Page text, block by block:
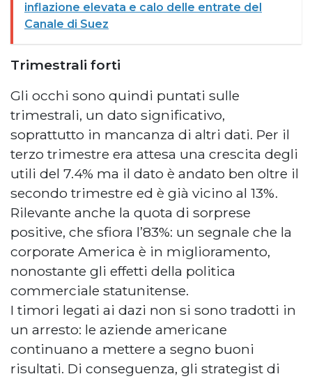
inflazione elevata e calo delle entrate del
Canale di Suez
Trimestrali forti
Gli occhi sono quindi puntati sulle
trimestrali, un dato significativo,
soprattutto in mancanza di altri dati. Per il
terzo trimestre era attesa una crescita degli
utili del 7.4% ma il dato è andato ben oltre il
secondo trimestre ed è già vicino al 13%.
Rilevante anche la quota di sorprese
positive, che sfiora l’83%: un segnale che la
corporate America è in miglioramento,
nonostante gli effetti della politica
commerciale statunitense.
I timori legati ai dazi non si sono tradotti in
un arresto: le aziende americane
continuano a mettere a segno buoni
risultati. Di conseguenza, gli strategist di